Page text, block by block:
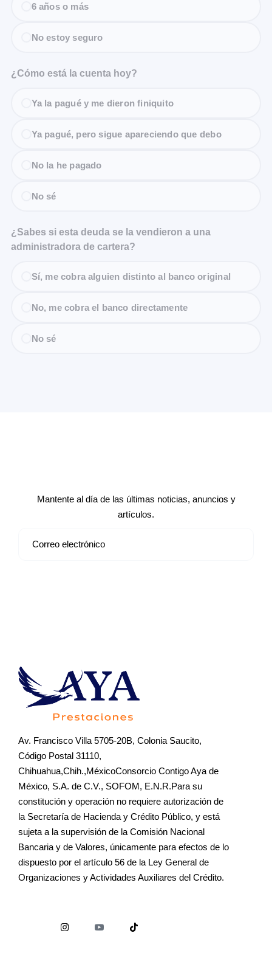
6 años o más
No estoy seguro
¿Cómo está la cuenta hoy?
Ya la pagué y me dieron finiquito
Ya pagué, pero sigue apareciendo que debo
No la he pagado
No sé
¿Sabes si esta deuda se la vendieron a una
administradora de cartera?
Sí, me cobra alguien distinto al banco original
No, me cobra el banco directamente
No sé
Mantente al día de las últimas noticias, anuncios y
artículos.
Av. Francisco Villa 5705-20B, Colonia Saucito,
Código Postal 31110,
Chihuahua,Chih.,MéxicoConsorcio Contigo Aya de
México, S.A. de C.V., SOFOM, E.N.R.Para su
constitución y operación no requiere autorización de
la Secretaría de Hacienda y Crédito Público, y está
sujeta a la supervisión de la Comisión Nacional
Bancaria y de Valores, únicamente para efectos de lo
dispuesto por el artículo 56 de la Ley General de
Organizaciones y Actividades Auxiliares del Crédito.